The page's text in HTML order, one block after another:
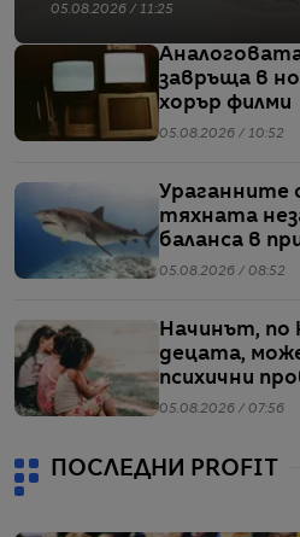
05.08.2026 / 11:25
завръща в
хорър филми
05.08.2026 / 10:52
Ураганните
тяхната
баланса в
05.08.2026 / 08:52
Начинът, по
децата,
психични
проучване
05.08.2026 / 07:56
ПОСЛЕДНИ PROFIT